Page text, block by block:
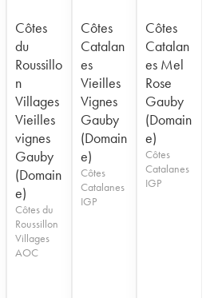
Côtes
du
Roussillo
n
Villages
Vieilles
vignes
Gauby
(Domain
e)
Côtes du
Roussillon
Villages
AOC
Côtes
Catalan
es
Vieilles
Vignes
Gauby
(Domain
e)
Côtes
Catalanes
IGP
Côtes
Catalan
es Mel
Rose
Gauby
(Domain
e)
Côtes
Catalanes
IGP